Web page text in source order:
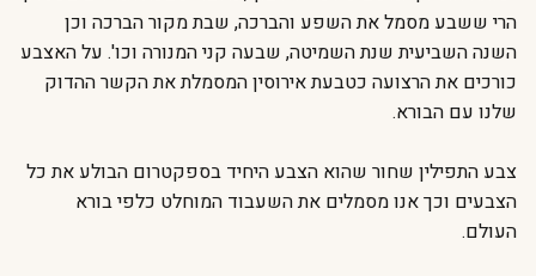
הרי ששבע מסמל את השפע והברכה, שבת מקור הברכה וכן
השנה השביעית שנת השמיטה, שבעה קני המנורה וכו'. על האצבע
כורכים את הרצועה כטבעת אירוסין המסמלת את הקשר ההדוק
שלנו עם הבורא.
צבע התפילין שחור שהוא הצבע היחיד בספקטרום הבולע את כל
הצבעים וכך אנו מסמלים את השעבוד המוחלט כלפי בורא
העולם.